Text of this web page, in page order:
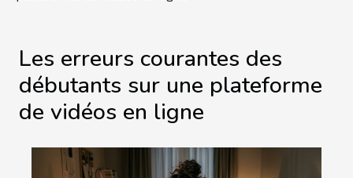
Les erreurs courantes des
débutants sur une plateforme
de vidéos en ligne